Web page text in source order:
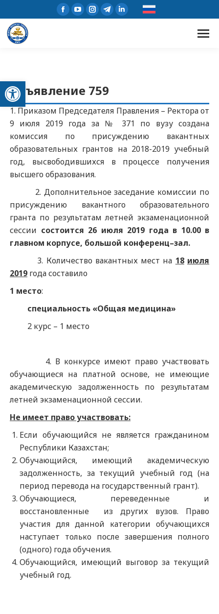
Открыть панель инструментов
Объявление 759
1. Приказом Председателя Правления – Ректора от
9 июля 2019 года за № 371 по вузу создана
комиссия по присуждению вакантных
образовательных грантов на 2018-2019 учебный
год, высвободившихся в процессе получения
высшего образования.
2. Дополнительное заседание комиссии по
присуждению вакантного образовательного
гранта по результатам летней экзаменационной
сессии состоится 26 июля 2019 года в 10.00 в
главном корпусе, большой конференц–зал.
3. Количество вакантных мест на 18 июля
2019 года составило
1 место:
специальность «Общая медицина»
2 курс – 1 место
4. В конкурсе имеют право участвовать
обучающиеся на платной основе, не имеющие
академическую задолженность по результатам
летней экзаменационной сессии.
Не имеет право участвовать:
Если обучающийся не является гражданином
Республики Казахстан;
Обучающийся, имеющий академическую
задолженность, за текущий учебный год (на
период перевода на государственный грант).
Обучающиеся, переведенные и
восстановленные из других вузов. Право
участия для данной категории обучающихся
наступает только после завершения полного
(одного) года обучения.
Обучающийся, имеющий выговор за текущий
учебный год.